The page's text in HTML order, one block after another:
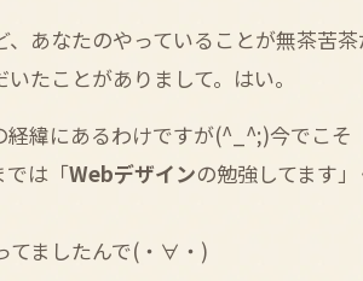
あなたのやっていることが無茶苦
たことがありまして。はい。
緯にあるわけですが(^_^;)今でこそ
では「Webデザインの勉強してます
てましたんで(・∀・)